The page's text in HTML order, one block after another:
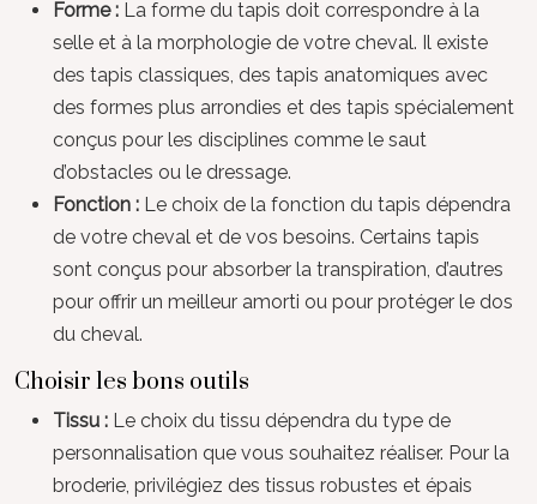
Forme : La forme du tapis doit correspondre à la
selle et à la morphologie de votre cheval. Il existe
des tapis classiques, des tapis anatomiques avec
des formes plus arrondies et des tapis spécialement
conçus pour les disciplines comme le saut
d’obstacles ou le dressage.
Fonction : Le choix de la fonction du tapis dépendra
de votre cheval et de vos besoins. Certains tapis
sont conçus pour absorber la transpiration, d’autres
pour offrir un meilleur amorti ou pour protéger le dos
du cheval.
Choisir les bons outils
Tissu : Le choix du tissu dépendra du type de
personnalisation que vous souhaitez réaliser. Pour la
broderie, privilégiez des tissus robustes et épais